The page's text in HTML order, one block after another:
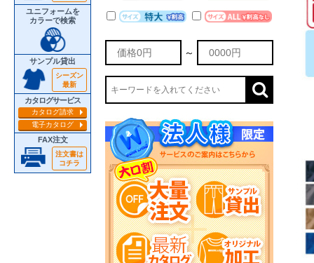
ユニフォームを
カラーで検索
サンプル貸出
シーズン
最新
カタログサービス
カタログ請求
電子カタログ
FAX注文
注文書は
コチラ
～